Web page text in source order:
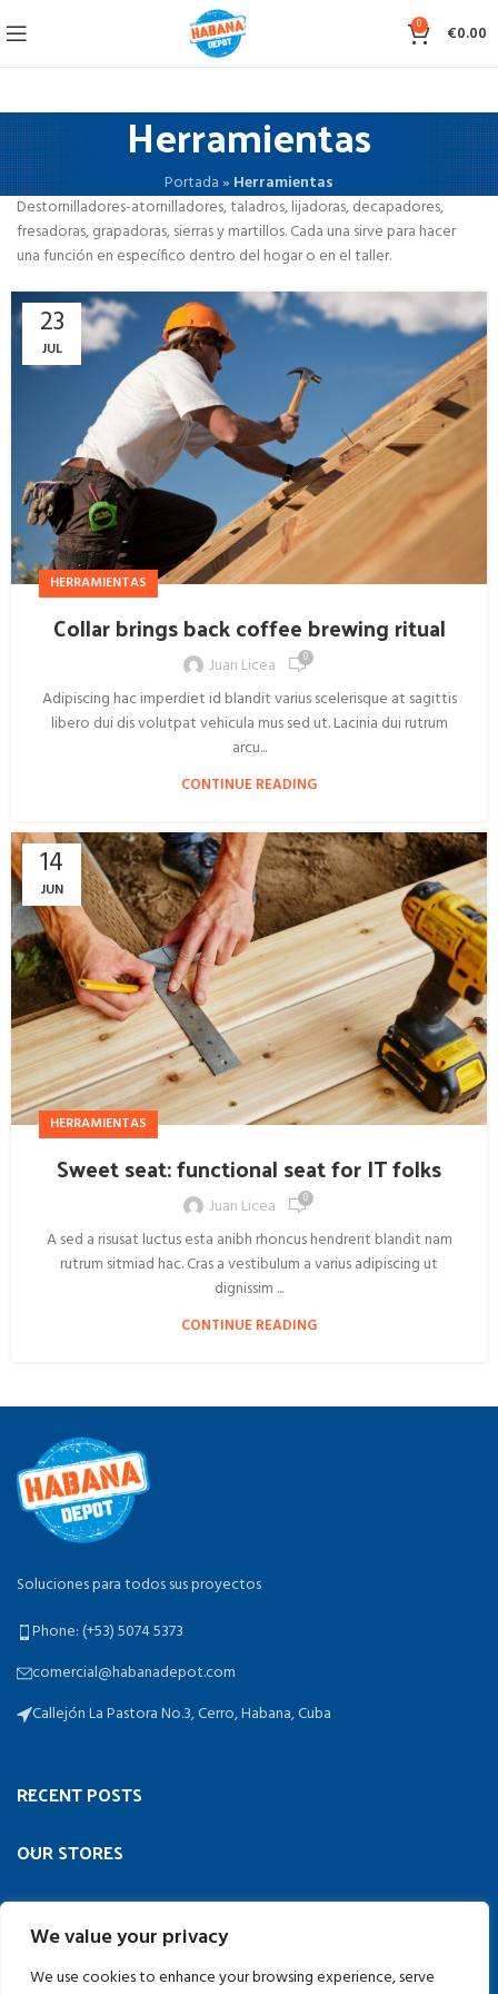
We value your privacy
We use cookies to enhance your browsing experience, serve
0 €0.00
Herramientas
Portada» Herramientas
Destornilladores-atornilladores, taladros, lijadoras, decapadores,
fresadoras, grapadoras, sierras y martillos. Cada una sirve para hacer
una función en específico dentro del hogar o en el taller.
23
JUL
HERRAMIENTAS
Collar brings back coffee brewing ritual
Juan Licea 0
Adipiscing hac imperdiet id blandit varius scelerisque at sagittis
libero dui dis volutpat vehicula mus sed ut. Lacinia dui rutrum
arcu...
CONTINUE READING
14
JUN
HERRAMIENTAS
Sweet seat: functional seat for IT folks
Juan Licea 0
A sed a risusat luctus esta anibh rhoncus hendrerit blandit nam
rutrum sitmiad hac. Cras a vestibulum a varius adipiscing ut
dignissim ...
CONTINUE READING
Soluciones para todos sus proyectos
Phone: (+53) 5074 5373
comercial@habanadepot.com
Callejón La Pastora No.3, Cerro, Habana, Cuba
RECENT POSTS
OUR STORES
USEFUL LINKS
FOOTER MENU